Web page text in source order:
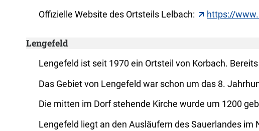
Offizielle Website des Ortsteils Lelbach:
https://
Lengefeld
Lengefeld ist seit 1970 ein Ortsteil von Korbach.
Das Gebiet von Lengefeld war schon um das 8.
Die mitten im Dorf stehende Kirche wurde um 1200
Lengefeld liegt an den Ausläufern des Sauerlandes im